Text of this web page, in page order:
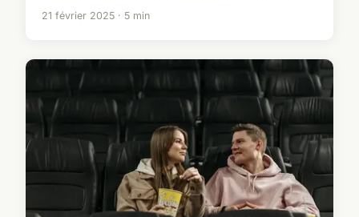
21 février 2025 · 5 min